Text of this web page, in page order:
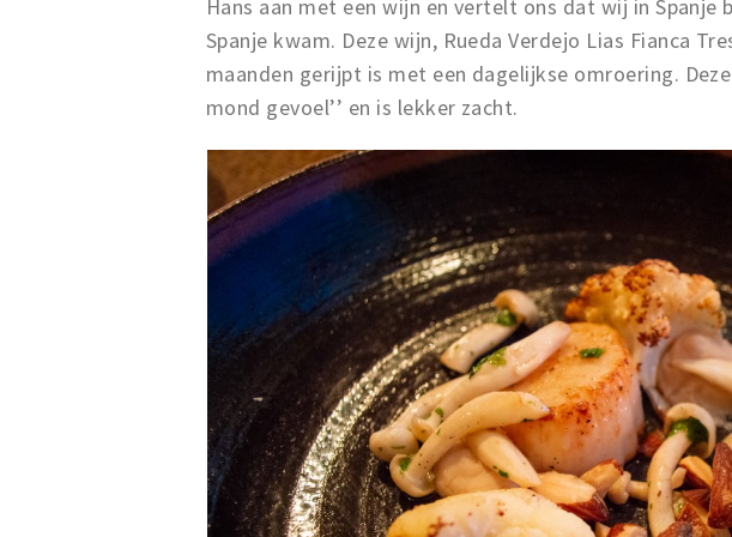
Hans aan met een wijn en vertelt ons dat wij in Spanje
Spanje kwam. Deze wijn, Rueda Verdejo Lias Fianca
maanden gerijpt is met een dagelijkse omroering.
mond gevoel’’ en is lekker zacht.